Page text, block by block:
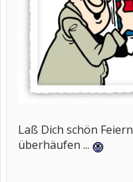
Laß Dich schön
überhäufen ...